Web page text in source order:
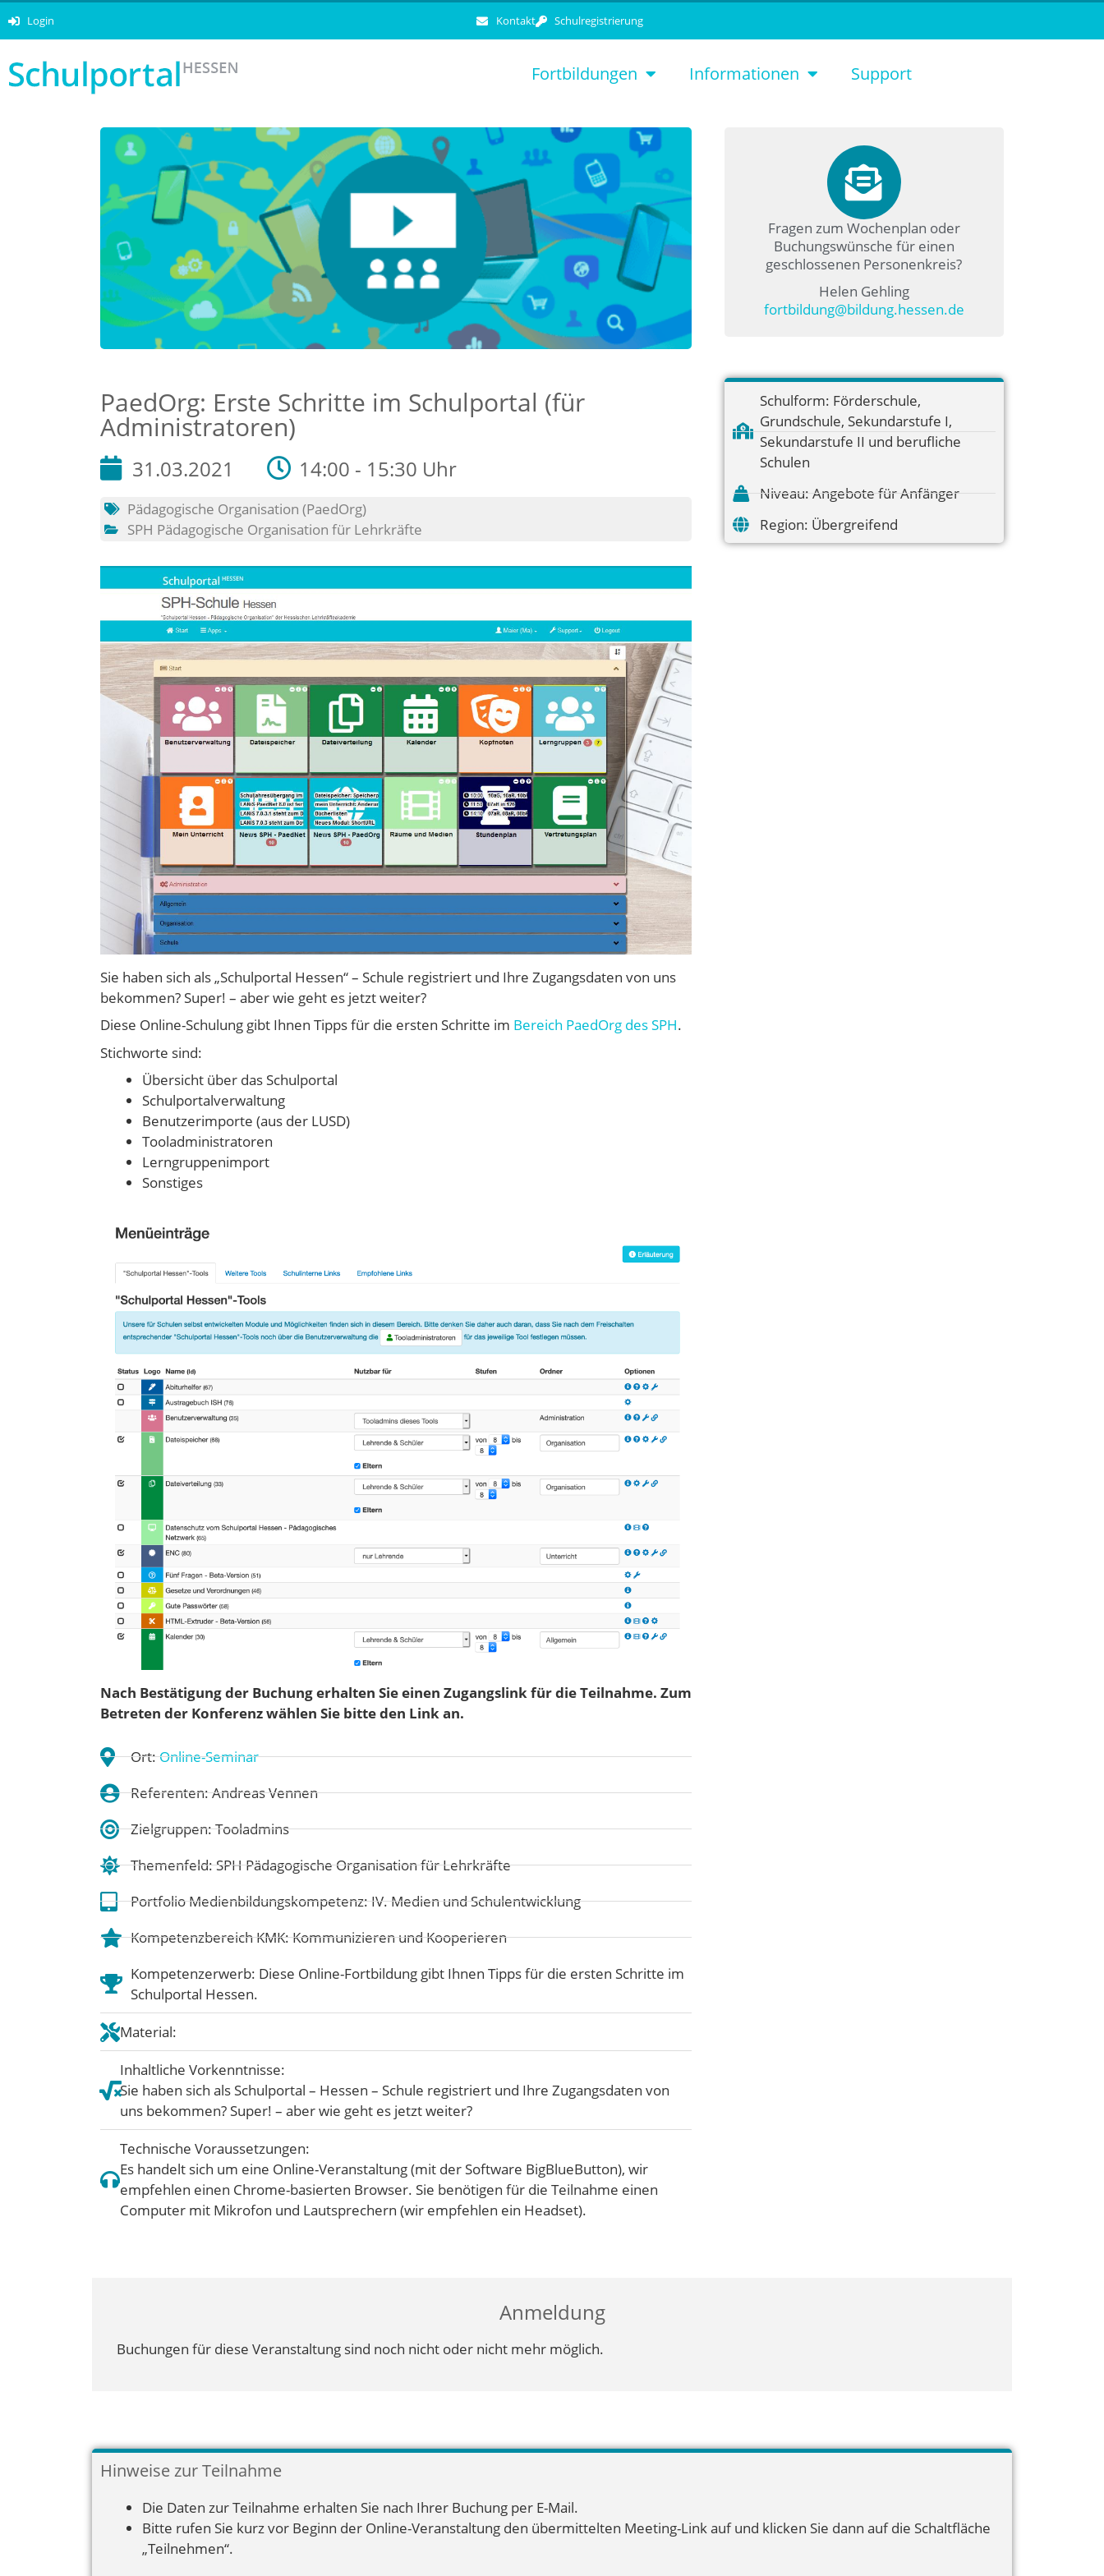
Login Kontakt Schulregistrierung
Fortbildungen Informationen Support
PaedOrg: Erste Schritte im Schulportal (für
Administratoren)
31.03.2021 14:00 - 15:30 Uhr
Pädagogische Organisation (PaedOrg)
SPH Pädagogische Organisation für Lehrkräfte
Sie haben sich als „Schulportal Hessen“ – Schule registriert und Ihre Zugangsdaten von uns
bekommen? Super! – aber wie geht es jetzt weiter?
Diese Online-Schulung gibt Ihnen Tipps für die ersten Schritte im Bereich PaedOrg des SPH.
Stichworte sind:
Übersicht über das Schulportal
Schulportalverwaltung
Benutzerimporte (aus der LUSD)
Tooladministratoren
Lerngruppenimport
Sonstiges
Nach Bestätigung der Buchung erhalten Sie einen Zugangslink für die Teilnahme. Zum
Betreten der Konferenz wählen Sie bitte den Link an.
Ort:Online-Seminar
Referenten: Andreas Vennen
Zielgruppen: Tooladmins
Themenfeld:SPH Pädagogische Organisation für Lehrkräfte
Portfolio Medienbildungskompetenz:IV. Medien und Schulentwicklung
Kompetenzbereich KMK:Kommunizieren und Kooperieren
Kompetenzerwerb: Diese Online-Fortbildung gibt Ihnen Tipps für die ersten Schritte im
Schulportal Hessen.
Material:
Inhaltliche Vorkenntnisse:
Sie haben sich als Schulportal – Hessen – Schule registriert und Ihre Zugangsdaten von
uns bekommen? Super! – aber wie geht es jetzt weiter?
Technische Voraussetzungen:
Es handelt sich um eine Online-Veranstaltung (mit der Software BigBlueButton), wir
empfehlen einen Chrome-basierten Browser. Sie benötigen für die Teilnahme einen
Computer mit Mikrofon und Lautsprechern (wir empfehlen ein Headset).
Fragen zum Wochenplan oder
Buchungswünsche für einen
geschlossenen Personenkreis?
Helen Gehling
fortbildung@bildung.hessen.de
Schulform: Förderschule,
Grundschule, Sekundarstufe I,
Sekundarstufe II und berufliche
Schulen
Niveau: Angebote für Anfänger
Region: Übergreifend
Anmeldung
Buchungen für diese Veranstaltung sind noch nicht oder nicht mehr möglich.
Hinweise zur Teilnahme
Die Daten zur Teilnahme erhalten Sie nach Ihrer Buchung per E-Mail.
Bitte rufen Sie kurz vor Beginn der Online-Veranstaltung den übermittelten Meeting-Link auf und klicken Sie dann auf die Schaltfläche
„Teilnehmen“.